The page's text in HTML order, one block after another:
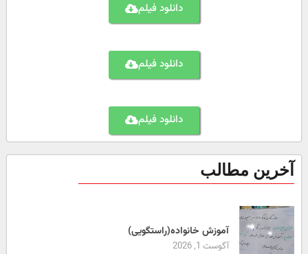
دانلود فیلم
دانلود فیلم
دانلود فیلم
آخرین مطالب
آموزش خانواده(راستگویی)
آگوست 1, 2026